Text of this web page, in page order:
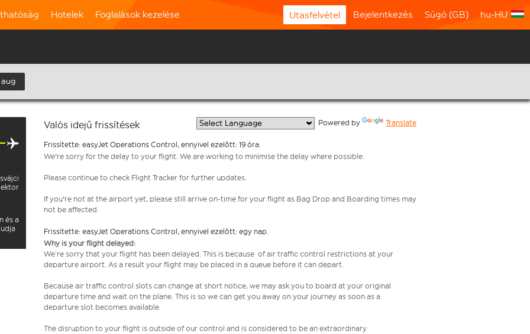
Hotelek Foglalások kezelése Utasfelvétel Bejelentkezés Súgó (GB) hu-HU
és a
Valós idejű frissítések Powered by Translate
Frissítette: easyJet Operations Control, ennyivel ezelőtt: 19 óra.
We're sorry for the delay to your flight. We are working to minimise the delay where possible.
Please continue to check Flight Tracker for further updates.
If you're not at the airport yet, please still arrive on-time for your flight as Bag Drop and Boarding times may
not be affected.
Frissítette: easyJet Operations Control, ennyivel ezelőtt: egy nap.
Why is your flight delayed:
We’re sorry that your flight has been delayed. This is because of air traffic control restrictions at your
departure airport. As a result your flight may be placed in a queue before it can depart.
Because air traffic control slots can change at short notice, we may ask you to board at your original
departure time and wait on the plane. This is so we can get you away on your journey as soon as a
departure slot becomes available.
The disruption to your flight is outside of our control and is considered to be an extraordinary